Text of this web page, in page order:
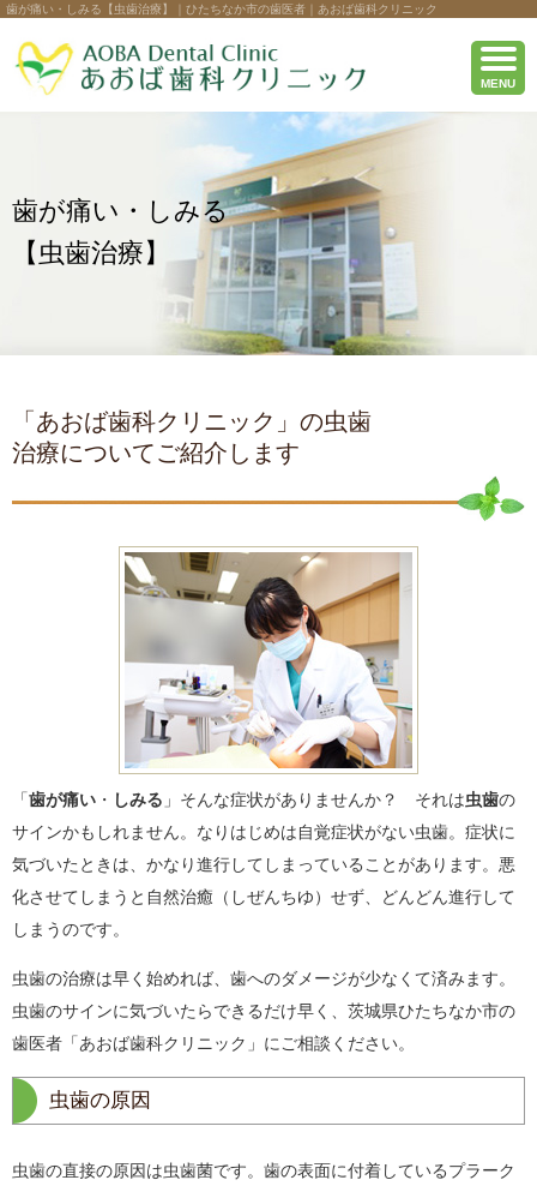
歯が痛い・しみる【虫歯治療】｜ひたちなか市の歯医者｜あおば歯科クリニック
MENU
歯が痛い・しみる
【虫歯治療】
「あおば歯科クリニック」の虫歯
治療についてご紹介します
「歯が痛い ・ しみる 」そんな症状がありませんか？ それは虫歯の
サインかもしれません。なりはじめは自覚症状がない虫歯。症状に
気づいたときは、かなり進行してしまっていることがあります。悪
化させてしまうと自然治癒（しぜんちゆ）せず、どんどん進行して
しまうのです。
虫歯の治療は早く始めれば、歯へのダメージが少なくて済みます。
虫歯のサインに気づいたらできるだけ早く、茨城県ひたちなか市の
歯医者「あおば歯科クリニック」にご相談ください。
虫歯の原因
虫歯の直接の原因は虫歯菌です。歯の表面に付着しているプラーク